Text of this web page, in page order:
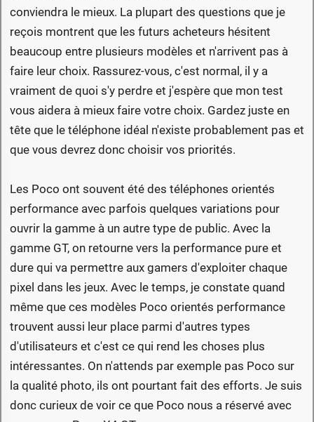
conviendra le mieux. La plupart des questions que je
reçois montrent que les futurs acheteurs hésitent
beaucoup entre plusieurs modèles et n'arrivent pas à
faire leur choix. Rassurez-vous, c'est normal, il y a
vraiment de quoi s'y perdre et j'espère que mon test
vous aidera à mieux faire votre choix. Gardez juste en
tête que le téléphone idéal n'existe probablement pas et
que vous devrez donc choisir vos priorités.
Les Poco ont souvent été des téléphones orientés
performance avec parfois quelques variations pour
ouvrir la gamme à un autre type de public. Avec la
gamme GT, on retourne vers la performance pure et
dure qui va permettre aux gamers d'exploiter chaque
pixel dans les jeux. Avec le temps, je constate quand
même que ces modèles Poco orientés performance
trouvent aussi leur place parmi d'autres types
d'utilisateurs et c'est ce qui rend les choses plus
intéressantes. On n'attends par exemple pas Poco sur
la qualité photo, ils ont pourtant fait des efforts. Je suis
donc curieux de voir ce que Poco nous a réservé avec